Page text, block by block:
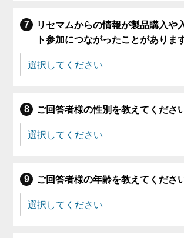
リセマムからの情報が製品購入や
ト参加につながったことがありま
ご回答者様の性別を教えてくださ
ご回答者様の年齢を教えてくださ